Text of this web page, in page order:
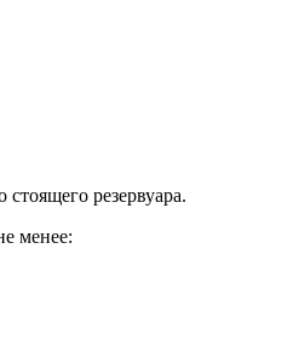
резервуара.
менее: